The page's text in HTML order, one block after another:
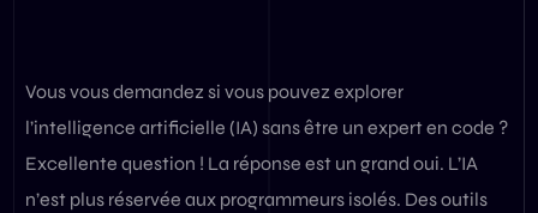
Vous vous demandez si vous pouvez explorer
l’intelligence artificielle (IA) sans être un expert en code ?
Excellente question ! La réponse est un grand oui. L’IA
n’est plus réservée aux programmeurs isolés. Des outils